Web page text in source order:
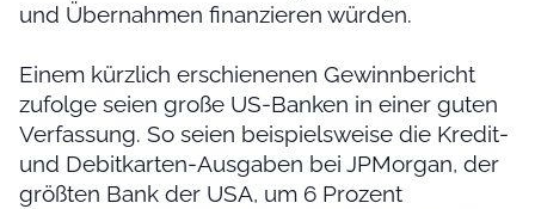
und Übernahmen finanzieren würden.
Einem kürzlich erschienenen Gewinnbericht
zufolge seien große US-Banken in einer guten
Verfassung. So seien beispielsweise die Kredit-
und Debitkarten-Ausgaben bei JPMorgan, der
größten Bank der USA, um 6 Prozent